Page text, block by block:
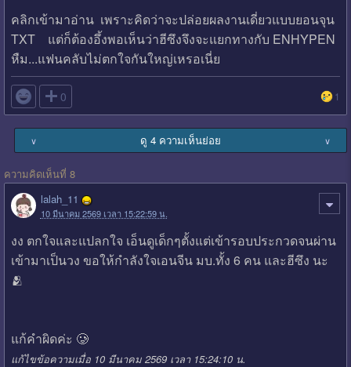
คลิกเข้ามาอ่าน เพราะคิดว่าจะปล่อยผลงานเดี่ยวแบบยอนจุน
TXT แต่ก็ต้องอึ้งพอเห็นว่าฮีซึงจึงจะแยกทางกับ ENHYPEN
หืม...แฟนคลับไม่ตกใจกันใหญ่เหรอเนี่ย
 0 1
∨ ดู 4 ความเห็นย่อย ∨
ความคิดเห็นที่ 8
lalah_11
10 มีนาคม 2569 เวลา 15:22:59 น.
งง ตกใจและแปลกใจ เอ็นดูเด็กๆตั้งแต่เข้ารอบประกวดจนผ่าน
เข้ามาเป็นวง ขอให้กำลังใจเอนจีน มบ.ทั้ง 6 คน และฮีซึง นะ
🫂
แก้คำผิดค่ะ 🥲
แก้ไขข้อความเมื่อ 10 มีนาคม 2569 เวลา 15:24:10 น.